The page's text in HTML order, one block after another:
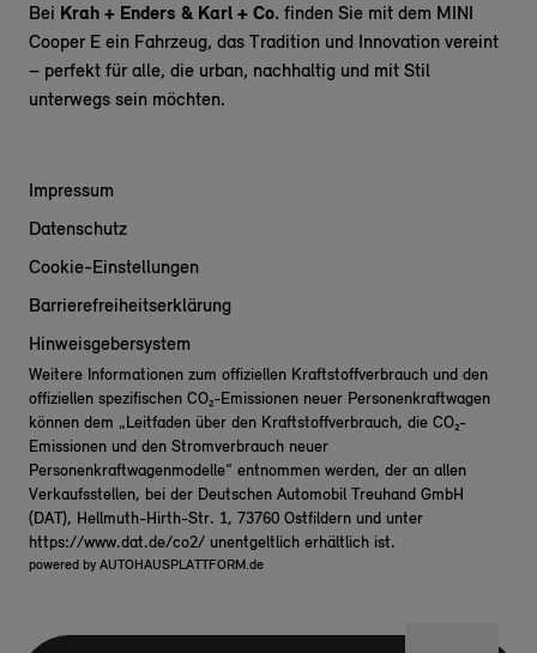
Bei Krah + Enders & Karl + Co. finden Sie mit dem MINI
Cooper E ein Fahrzeug, das Tradition und Innovation vereint
– perfekt für alle, die urban, nachhaltig und mit Stil
unterwegs sein möchten.
Impressum
Datenschutz
Cookie-Einstellungen
Barrierefreiheitserklärung
Hinweisgebersystem
Weitere Informationen zum offiziellen Kraftstoffverbrauch und den
offiziellen spezifischen CO₂-Emissionen neuer Personenkraftwagen
können dem „Leitfaden über den Kraftstoffverbrauch, die CO₂-
Emissionen und den Stromverbrauch neuer
Personenkraftwagenmodelle“ entnommen werden, der an allen
Verkaufsstellen, bei der Deutschen Automobil Treuhand GmbH
(DAT), Hellmuth-Hirth-Str. 1, 73760 Ostfildern und unter
https://www.dat.de/co2/ unentgeltlich erhältlich ist.
powered by AUTOHAUSPLATTFORM.de